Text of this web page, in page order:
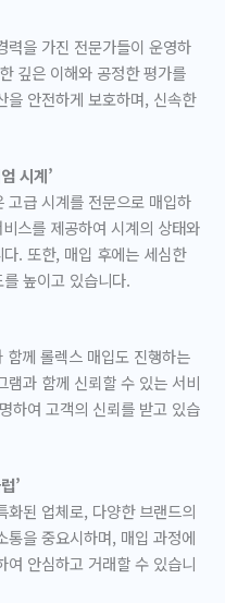
력을 가진 전문가들이 운영하
깊은 이해와 공정한 평가를
을 안전하게 보호하며, 신속한
시계’
고급 시계를 전문으로 매입하
스를 제공하여 시계의 상태와
. 또한, 매입 후에는 세심한
높이고 있습니다.
께 롤렉스 매입도 진행하는
램과 함께 신뢰할 수 있는 서비
하여 고객의 신뢰를 받고 있습
’
화된 업체로, 다양한 브랜드의
통을 중요시하며, 매입 과정에
여 안심하고 거래할 수 있습니